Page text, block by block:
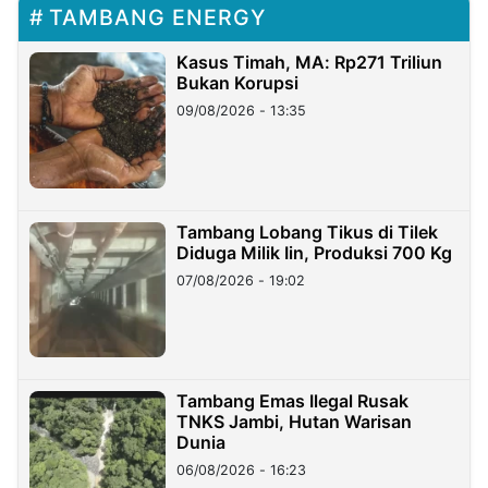
TAMBANG ENERGY
Kasus Timah, MA: Rp271 Triliun
Bukan Korupsi
09/08/2026 - 13:35
Tambang Lobang Tikus di Tilek
Diduga Milik Iin, Produksi 700 Kg
07/08/2026 - 19:02
Tambang Emas Ilegal Rusak
TNKS Jambi, Hutan Warisan
Dunia
06/08/2026 - 16:23